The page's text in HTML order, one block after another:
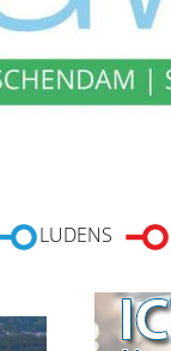
LUDENS